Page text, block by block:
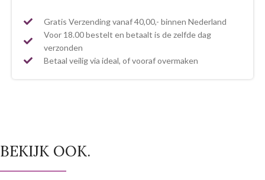
Gratis Verzending vanaf 40,00,- binnen Nederland
Voor 18.00 bestelt en betaalt is de zelfde dag
verzonden
Betaal veilig via ideal, of vooraf overmaken
BEKIJK OOK.